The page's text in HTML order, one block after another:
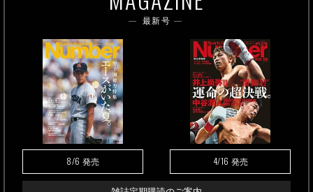
最新号
8/6 発売 4/16 発売